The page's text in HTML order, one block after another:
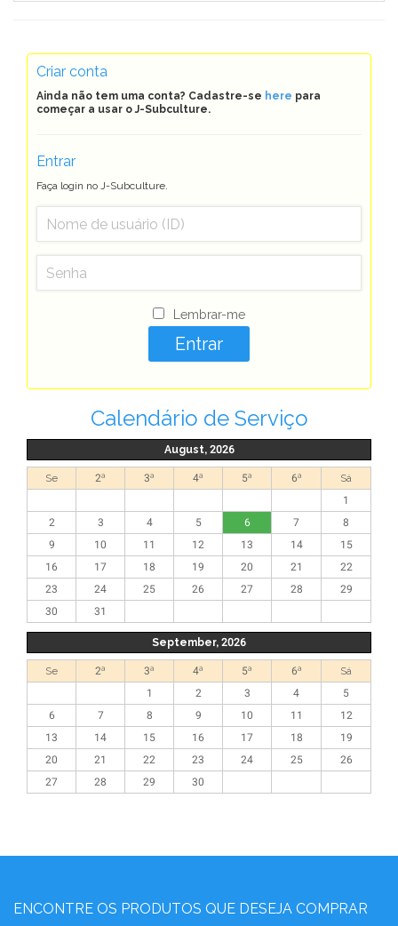
Criar conta
Ainda não tem uma conta? Cadastre-se here para
começar a usar o J-Subculture.
Entrar
Faça login no J-Subculture.
Lembrar-me
Calendário de Serviço
August, 2026
Se 2ª 3ª 4ª 5ª 6ª
Sá
1
2
3 4 5 6 7
8
9
10 11 12 13 14
15
16
17 18 19 20 21
22
23
24 25 26 27 28
29
30
31
September, 2026
Se 2ª 3ª 4ª 5ª 6ª
Sá
1
2 3 4
5
6
7 8 9 10 11
12
13
14 15 16 17 18
19
20
21 22 23 24 25
26
27
28 29 30
ENCONTRE OS PRODUTOS QUE DESEJA COMPRAR